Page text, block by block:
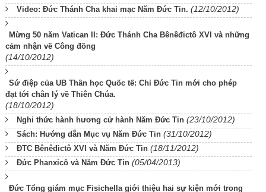
Video: Đức Thánh Cha khai mạc Năm Đức Tin. (12/10/2012)
Mừng 50 năm Vatican II: Đức Thánh Cha Bênêđictô XVI và những
cảm nhận về Công đồng
(14/10/2012)
Sứ điệp của UB Thần học Quốc tế: Chỉ Đức Tin mới cho phép
đạt tới chân lý về Thiên Chúa.
(18/10/2012)
Nghi thức hành hương cử hành Năm Đức Tin (23/10/2012)
Sách: Hướng dẫn Mục vụ Năm Đức Tin (31/10/2012)
ĐTC Bênêđictô XVI và Năm Đức Tin (18/11/2012)
Đức Phanxicô và Năm Đức Tin (05/04/2013)
Đức Tổng giám mục Fisichella giới thiệu hai sự kiện mới trong